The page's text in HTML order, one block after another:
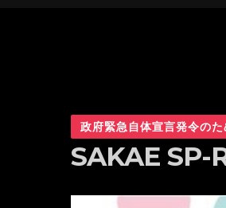
政府緊急自体宣言発令のた
SAKAE SP-